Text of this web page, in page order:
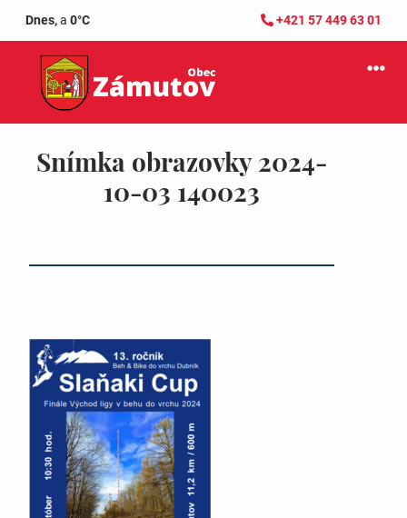
Dnes,a 0°C +421 57 449 63 01
Snímka obrazovky 2024-
10-03 140023